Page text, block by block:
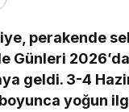
perakende
Günleri
geldi. 3-4
yoğun